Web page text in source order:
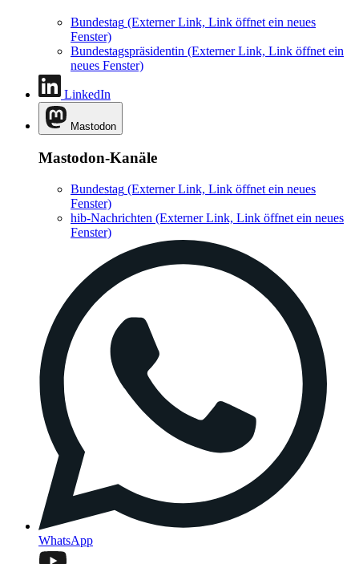
Bundestag (Externer Link, Link öffnet ein neues
Fenster)
Bundestagspräsidentin (Externer Link, Link öffnet ein
neues Fenster)
LinkedIn
Mastodon
Mastodon-Kanäle
Bundestag (Externer Link, Link öffnet ein neues
Fenster)
hib-Nachrichten (Externer Link, Link öffnet ein neues
Fenster)
WhatsApp